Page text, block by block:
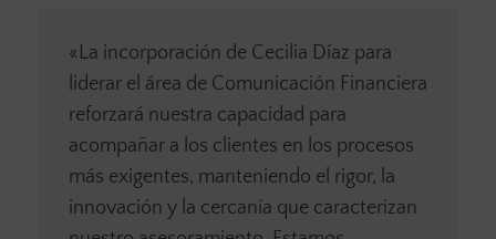
«La incorporación de Cecilia Díaz para
liderar el área de Comunicación Financiera
reforzará nuestra capacidad para
acompañar a los clientes en los procesos
más exigentes, manteniendo el rigor, la
innovación y la cercanía que caracterizan